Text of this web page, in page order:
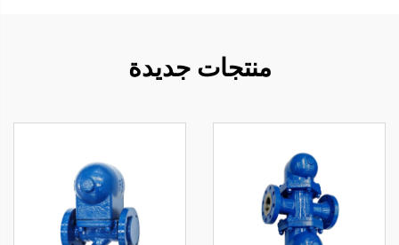
منتجات جديدة